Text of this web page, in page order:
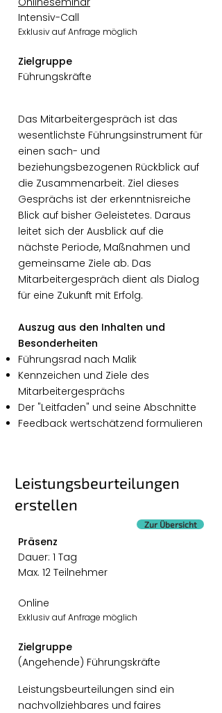
Intensiv-Call
Exklusiv auf Anfrage möglich
Zielgruppe
Führungskräfte
Das Mitarbeitergespräch ist das
wesentlichste Führungsinstrument für
einen sach- und
beziehungsbezogenen Rückblick auf
die Zusammenarbeit. Ziel dieses
Gesprächs ist der erkenntnisreiche
Blick auf bisher Geleistetes. Daraus
leitet sich der Ausblick auf die
nächste Periode, Maßnahmen und
gemeinsame Ziele ab. Das
Mitarbeitergespräch dient als Dialog
für eine Zukunft mit Erfolg.
Auszug aus den Inhalten und
Besonderheiten
Führungsrad nach Malik
Kennzeichen und Ziele des
Mitarbeitergesprächs
Der "Leitfaden" und seine Abschnitte
Feedback wertschätzend formulieren
Leistungsbeurteilungen
erstellen
Zur Übersicht
Präsenz
Dauer: 1 Tag
Max. 12 Teilnehmer
Online
Exklusiv auf Anfrage möglich
Zielgruppe
(Angehende) Führungskräfte
Leistungsbeurteilungen sind ein
nachvollziehbares und faires